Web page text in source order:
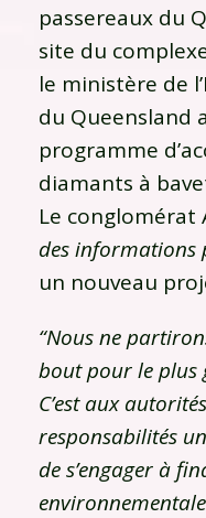
passereaux du
site du
le ministère de
du Queensland
programme
diamants à
Le conglomérat
des informations
un nouveau
“Nous ne
bout pour le plus
C’est aux
responsabilités
de s’engager à